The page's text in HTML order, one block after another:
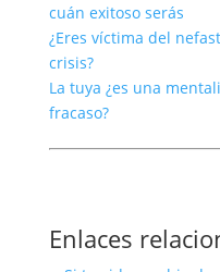
cuán exitoso serás
¿Eres víctima del
crisis?
La tuya ¿es una
fracaso?
Enlaces